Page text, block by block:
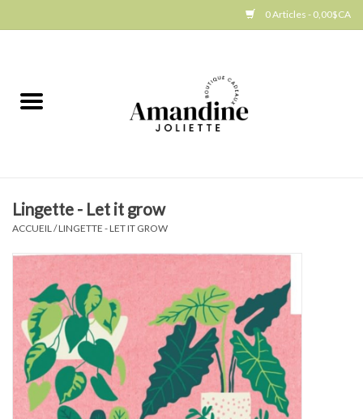
0 Articles - 0,00$CA
Art de la table
Ambiance
Produits Gourmands
Cadeau Thématique
Sacs
Lingette - Let it grow
ACCUEIL /LINGETTE - LET IT GROW